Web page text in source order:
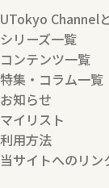
UTokyo Channel
シリーズ一覧
コンテンツ一覧
特集・コラム一覧
お知らせ
マイリスト
利用方法
当サイトへのリン